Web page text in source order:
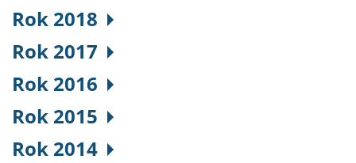
Rok 2018
Rok 2017
Rok 2016
Rok 2015
Rok 2014